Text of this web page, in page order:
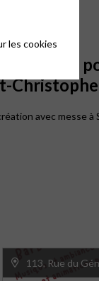
Temps
Christophe
avec messe
France
les cookies